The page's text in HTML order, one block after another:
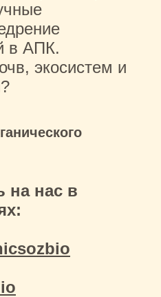
в АПК.
экосистем и
на нас в